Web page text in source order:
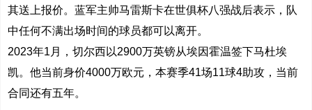
其送上报价。蓝军主帅马雷斯卡在世俱杯八强战后表示，队
中任何不满出场时间的球员都可以离开。
2023年1月，切尔西以2900万英镑从埃因霍温签下马杜埃
凯。他当前身价4000万欧元，本赛季41场11球4助攻，当前
合同还有五年。